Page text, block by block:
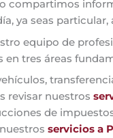
compartimos
ya seas
equipo de
tres áreas
revisar nuestros
de
servicios a